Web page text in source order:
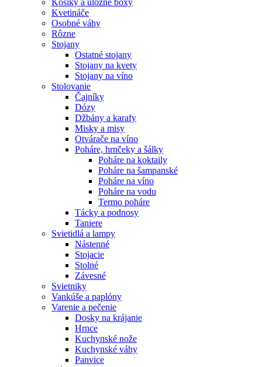
Košíky a úložné boxy
Kvetináče
Osobné váhy
Rôzne
Stojany
Ostatné stojany
Stojany na kvety
Stojany na víno
Stolovanie
Čajníky
Dózy
Džbány a karafy
Misky a misy
Otvárače na víno
Poháre, hrnčeky a šálky
Poháre na koktaily
Poháre na šampanské
Poháre na víno
Poháre na vodu
Termo poháre
Tácky a podnosy
Taniere
Svietidlá a lampy
Nástenné
Stojacie
Stolné
Závesné
Svietniky
Vankúše a paplóny
Varenie a pečenie
Dosky na krájanie
Hrnce
Kuchynské nože
Kuchynské váhy
Panvice